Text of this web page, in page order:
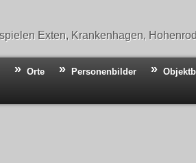
Exten, Krankenhagen,
Orte Personenbilder